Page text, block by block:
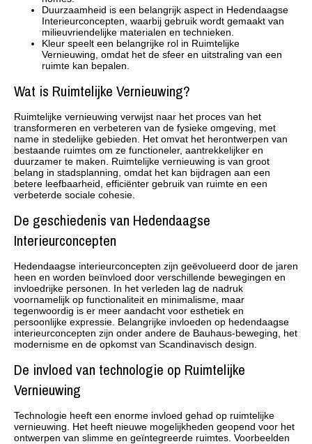
Duurzaamheid is een belangrijk aspect in Hedendaagse
Interieurconcepten, waarbij gebruik wordt gemaakt van
milieuvriendelijke materialen en technieken.
Kleur speelt een belangrijke rol in Ruimtelijke
Vernieuwing, omdat het de sfeer en uitstraling van een
ruimte kan bepalen.
Wat is Ruimtelijke Vernieuwing?
Ruimtelijke vernieuwing verwijst naar het proces van het
transformeren en verbeteren van de fysieke omgeving, met
name in stedelijke gebieden. Het omvat het herontwerpen van
bestaande ruimtes om ze functioneler, aantrekkelijker en
duurzamer te maken. Ruimtelijke vernieuwing is van groot
belang in stadsplanning, omdat het kan bijdragen aan een
betere leefbaarheid, efficiënter gebruik van ruimte en een
verbeterde sociale cohesie.
De geschiedenis van Hedendaagse
Interieurconcepten
Hedendaagse interieurconcepten zijn geëvolueerd door de jaren
heen en worden beïnvloed door verschillende bewegingen en
invloedrijke personen. In het verleden lag de nadruk
voornamelijk op functionaliteit en minimalisme, maar
tegenwoordig is er meer aandacht voor esthetiek en
persoonlijke expressie. Belangrijke invloeden op hedendaagse
interieurconcepten zijn onder andere de Bauhaus-beweging, het
modernisme en de opkomst van Scandinavisch design.
De invloed van technologie op Ruimtelijke
Vernieuwing
Technologie heeft een enorme invloed gehad op ruimtelijke
vernieuwing. Het heeft nieuwe mogelijkheden geopend voor het
ontwerpen van slimme en geïntegreerde ruimtes. Voorbeelden